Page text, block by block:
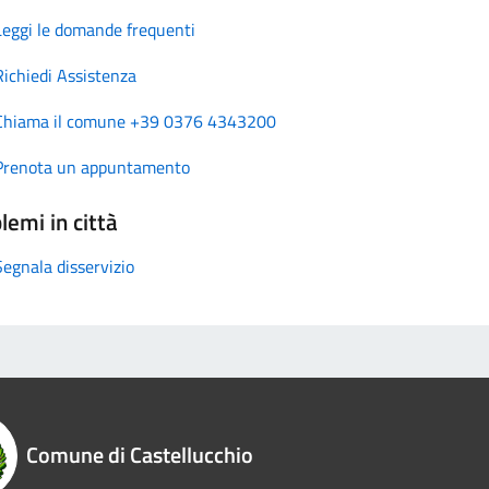
le domande frequenti
Assistenza
il comune +39 0376 4343200
un appuntamento
in città
disservizio
Comune di Castellucchio